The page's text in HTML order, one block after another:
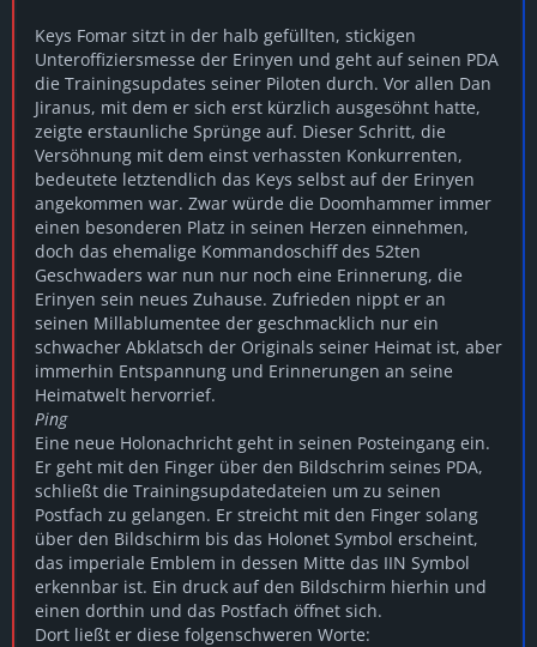
Keys Fomar sitzt in der halb gefüllten, stickigen
Unteroffiziersmesse der Erinyen und geht auf seinen PDA
die Trainingsupdates seiner Piloten durch. Vor allen Dan
Jiranus, mit dem er sich erst kürzlich ausgesöhnt hatte,
zeigte erstaunliche Sprünge auf. Dieser Schritt, die
Versöhnung mit dem einst verhassten Konkurrenten,
bedeutete letztendlich das Keys selbst auf der Erinyen
angekommen war. Zwar würde die Doomhammer immer
einen besonderen Platz in seinen Herzen einnehmen,
doch das ehemalige Kommandoschiff des 52ten
Geschwaders war nun nur noch eine Erinnerung, die
Erinyen sein neues Zuhause. Zufrieden nippt er an
seinen Millablumentee der geschmacklich nur ein
schwacher Abklatsch der Originals seiner Heimat ist, aber
immerhin Entspannung und Erinnerungen an seine
Heimatwelt hervorrief.
Ping
Eine neue Holonachricht geht in seinen Posteingang ein.
Er geht mit den Finger über den Bildschrim seines PDA,
schließt die Trainingsupdatedateien um zu seinen
Postfach zu gelangen. Er streicht mit den Finger solang
über den Bildschirm bis das Holonet Symbol erscheint,
das imperiale Emblem in dessen Mitte das IIN Symbol
erkennbar ist. Ein druck auf den Bildschirm hierhin und
einen dorthin und das Postfach öffnet sich.
Dort ließt er diese folgenschweren Worte: